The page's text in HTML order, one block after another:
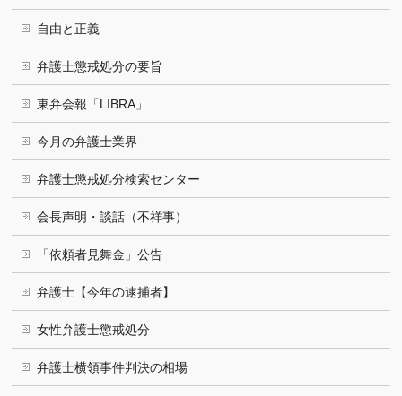
自由と正義
弁護士懲戒処分の要旨
東弁会報「LIBRA」
今月の弁護士業界
弁護士懲戒処分検索センター
会長声明・談話（不祥事）
「依頼者見舞金」公告
弁護士【今年の逮捕者】
女性弁護士懲戒処分
弁護士横領事件判決の相場